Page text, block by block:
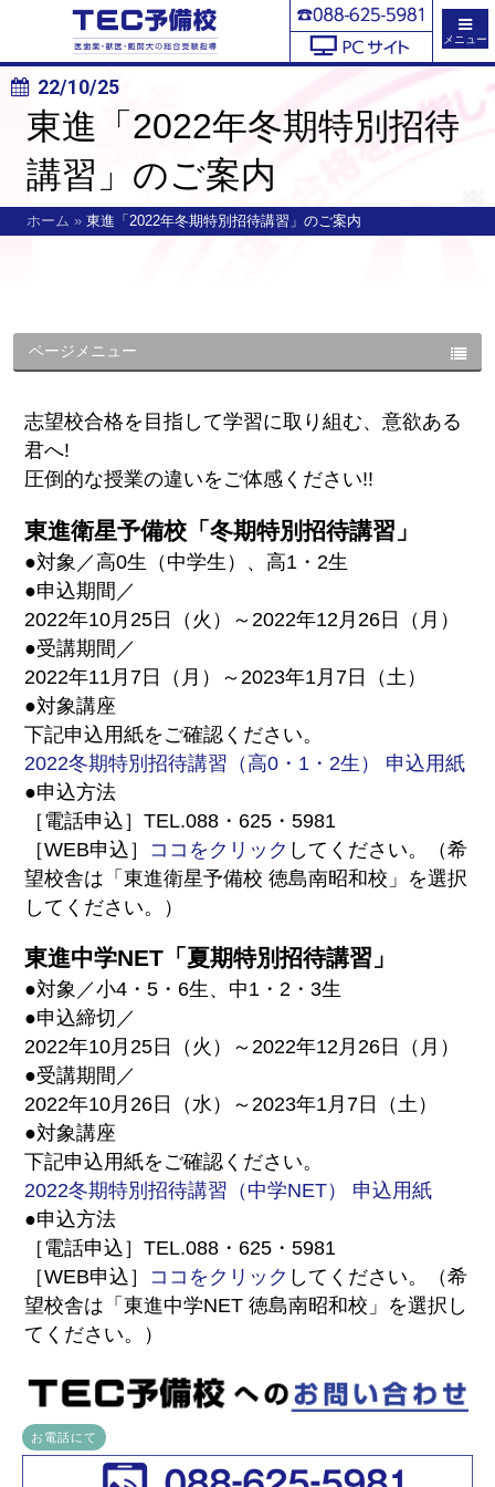
メニュー
22/10/25
東進「2022年冬期特別招待
講習」のご案内
ホーム » 東進「2022年冬期特別招待講習」のご案内
ページメニュー
志望校合格を目指して学習に取り組む、意欲ある
君へ!
圧倒的な授業の違いをご体感ください!!
東進衛星予備校「冬期特別招待講習」
●対象／高0生（中学生）、高1・2生
●申込期間／
2022年10月25日（火）～2022年12月26日（月）
●受講期間／
2022年11月7日（月）～2023年1月7日（土）
●対象講座
下記申込用紙をご確認ください。
2022冬期特別招待講習（高0・1・2生） 申込用紙
●申込方法
［電話申込］TEL.088・625・5981
［WEB申込］ ココをクリック してください。（希
望校舎は「東進衛星予備校 徳島南昭和校」を選択
してください。）
東進中学NET「夏期特別招待講習」
●対象／小4・5・6生、中1・2・3生
●申込締切／
2022年10月25日（火）～2022年12月26日（月）
●受講期間／
2022年10月26日（水）～2023年1月7日（土）
●対象講座
下記申込用紙をご確認ください。
2022冬期特別招待講習（中学NET） 申込用紙
●申込方法
［電話申込］TEL.088・625・5981
［WEB申込］ ココをクリック してください。（希
望校舎は「東進中学NET 徳島南昭和校」を選択し
てください。）
お電話にて